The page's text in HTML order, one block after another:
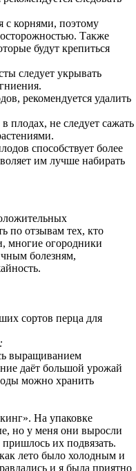
с корнями, поэтому
осторожностью. Также
будут крепиться
следует укрывать
рекомендуется удалить
плодах, не следует сажать
способствует более
им лучше набирать
по отзывам тех, кто
многие огородники
болезням,
сортов перца для
выращиванием
даёт большой урожай
можно хранить
На упаковке
но у меня они выросли
их подвязать.
лето было холодным и
и я была приятно